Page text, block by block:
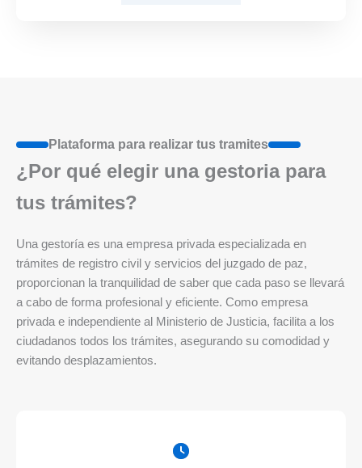
Plataforma para realizar tus tramites
¿Por qué elegir una gestoria para
tus trámites?
Una gestoría es una empresa privada especializada en
trámites de registro civil y servicios del juzgado de paz,
proporcionan la tranquilidad de saber que cada paso se llevará
a cabo de forma profesional y eficiente. Como empresa
privada e independiente al Ministerio de Justicia, facilita a los
ciudadanos todos los trámites, asegurando su comodidad y
evitando desplazamientos.